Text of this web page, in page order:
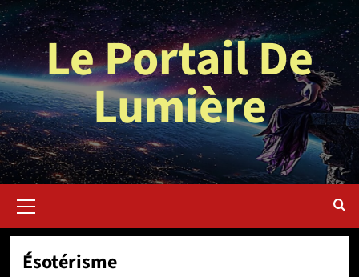
Aller
au
contenuLe Portail De
Lumière
principal
Ésotérisme